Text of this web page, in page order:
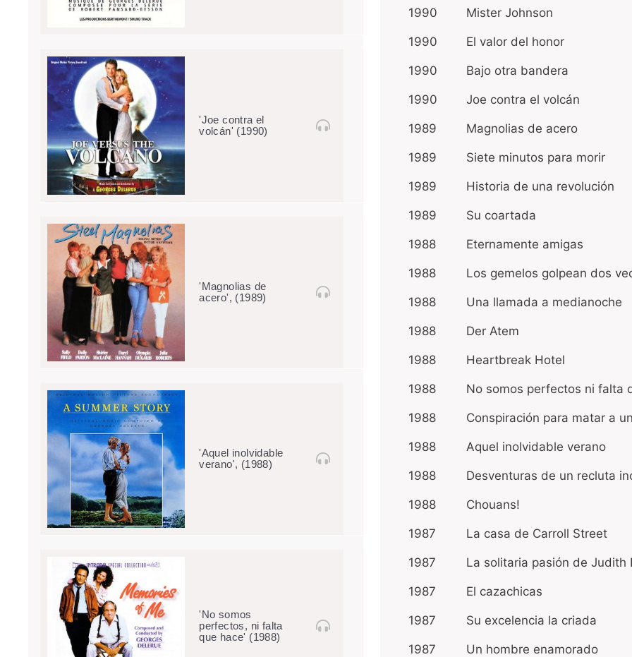
'Joe contra el
volcán' (1990)
'Magnolias de
acero', (1989)
'Aquel inolvidable
verano', (1988)
'No somos
perfectos, ni falta
que hace' (1988)
1990 Mister Johnson
1990 El valor del honor
1990 Bajo otra bandera
1990 Joe contra el volcán
1989 Magnolias de acero
1989 Siete minutos para morir
1989 Historia de una revolución
1989 Su coartada
1988 Eternamente amigas
1988 Los gemelos golpean dos
1988 Una llamada a medianoche
1988 Der Atem
1988 Heartbreak Hotel
1988 No somos perfectos ni falta
1988 Conspiración para matar a
1988 Aquel inolvidable verano
1988 Desventuras de un recluta
1988 Chouans!
1987 La casa de Carroll Street
1987 La solitaria pasión de Judith
1987 El cazachicas
1987 Su excelencia la criada
1987 Un hombre enamorado